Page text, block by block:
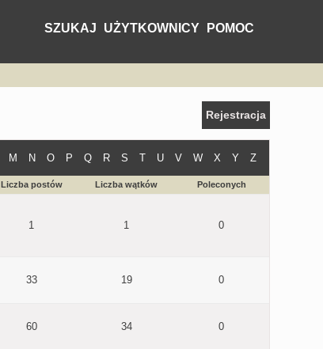
SZUKAJ UŻYTKOWNICY POMOC
Rejestracja
M N O P Q R S T U V W X Y Z
Liczba postów Liczba wątków Poleconych
1 1 0
33 19 0
60 34 0